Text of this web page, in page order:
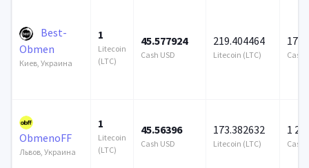
Best-
Obmen
Киев, Украина
1
Litecoin
(LTC)
45.577924
Cash USD
219.404464
Litecoin (LTC)
172
Cash
ObmenoFF
Львов, Украина
1
Litecoin
(LTC)
45.56396
Cash USD
173.382632
Litecoin (LTC)
1
Cash